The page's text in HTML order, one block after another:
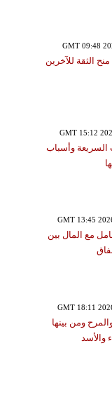
الثقة للآخرين
السريعة وأسباب
مع المال بين
ومن بينها
والأسد